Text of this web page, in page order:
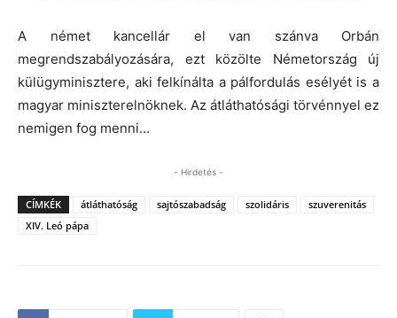
A német kancellár el van szánva Orbán
megrendszabályozására, ezt közölte Németország új
külügyminisztere, aki felkínálta a pálfordulás esélyét is a
magyar miniszterelnöknek. Az átláthatósági törvénnyel ez
nemigen fog menni…
- Hirdetés -
CÍMKÉK átláthatóság sajtószabadság szolidáris
szuverenitás
XIV. Leó pápa